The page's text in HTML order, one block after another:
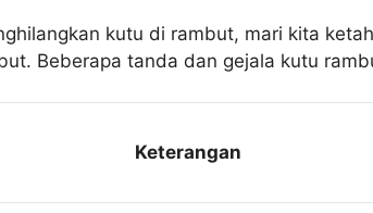
kutu di rambut, mari kita
Beberapa tanda dan gejala kutu
Keterangan